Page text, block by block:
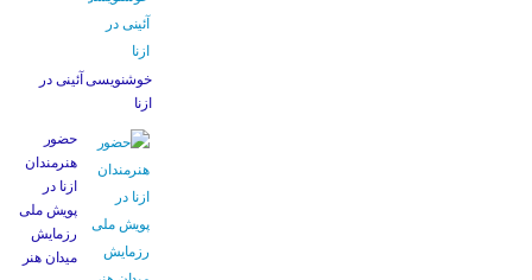
خوشنویسی آئینی در
ازنا
حضور
هنرمندان
ازنا در
پویش ملی
رزمایش
میدان هنر